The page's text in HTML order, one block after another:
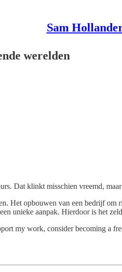
Sam
werelden
Dat klinkt misschien vreemd,
Het opbouwen van een bedrijf
unieke aanpak. Hierdoor is het
my work, consider becoming a